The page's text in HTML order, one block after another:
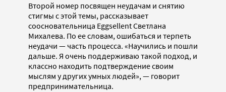
Второй номер посвящен неудачам и снятию
стигмы с этой темы, рассказывает
соосновательница Eggsellent Светлана
Михалева. По ее словам, ошибаться и терпеть
неудачи — часть процесса. «Научились и пошли
дальше. Я очень поддерживаю такой подход, и
классно находить подтверждение своим
мыслям у других умных людей», — говорит
предпринимательница.